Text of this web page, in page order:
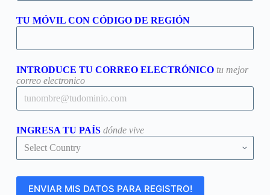
TU MÓVIL CON CÓDIGO DE REGIÓN
INTRODUCE TU CORREO ELECTRÓNICOtu mejor
correo electronico
INGRESA TU PAÍSdónde vive